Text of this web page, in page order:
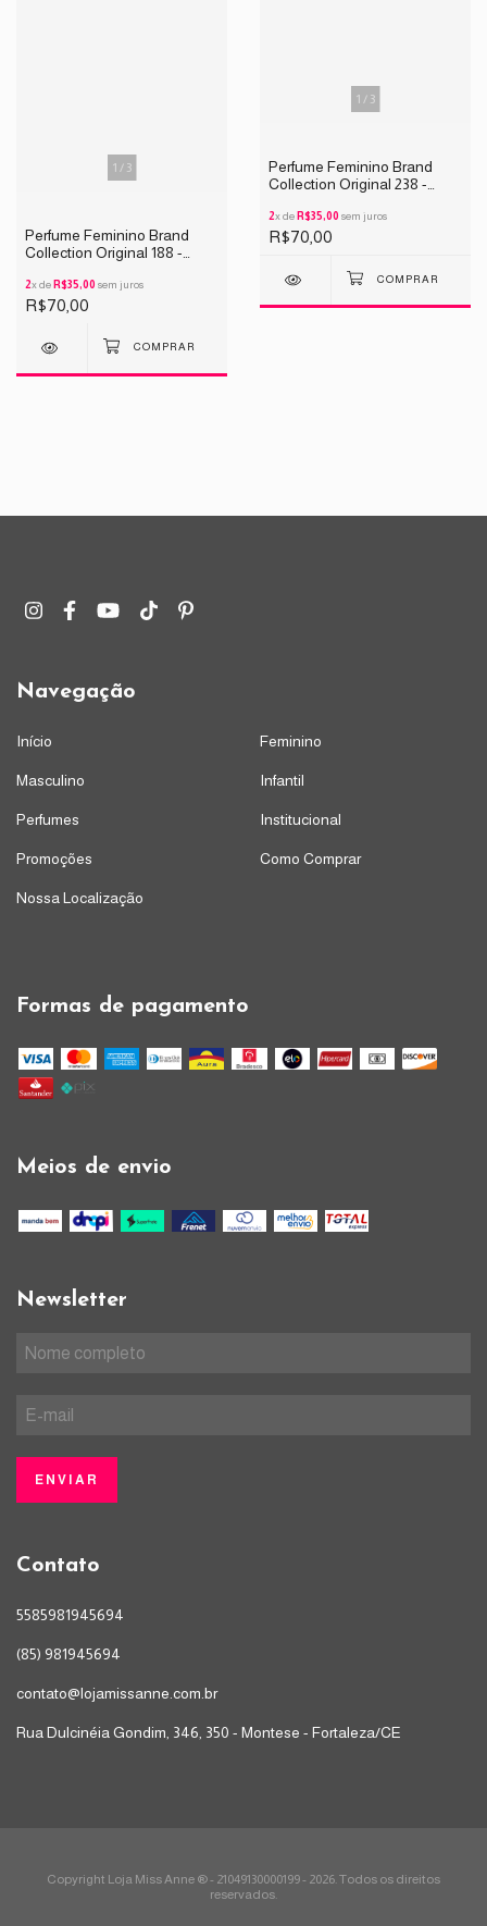
1 / 3
Perfume Feminino Brand
Collection Original 188 -
2x de R$35,00 sem juros
R$70,00
1 / 3
Perfume Feminino Brand
Collection Original 238 -
2x de R$35,00 sem juros
R$70,00
Navegação
Início Feminino
Masculino Infantil
Perfumes Institucional
Promoções Como Comprar
Nossa Localização
Formas de pagamento
Meios de envio
Newsletter
Contato
5585981945694
(85) 981945694
contato@lojamissanne.com.br
Rua Dulcinéia Gondim, 346, 350 - Montese - Fortaleza/CE
Copyright Loja Miss Anne ® - 21049130000199 - 2026. Todos os direitos
reservados.